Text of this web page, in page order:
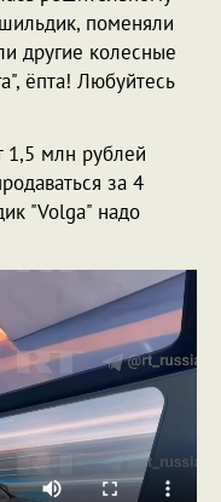
поменяли
другие колесные
ёпта! Любуйтесь
1,5 млн рублей
за 4
"Volga" надо